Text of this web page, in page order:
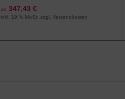
ab 347,43 €
inkl. 19 % MwSt. zzgl.Versandkosten